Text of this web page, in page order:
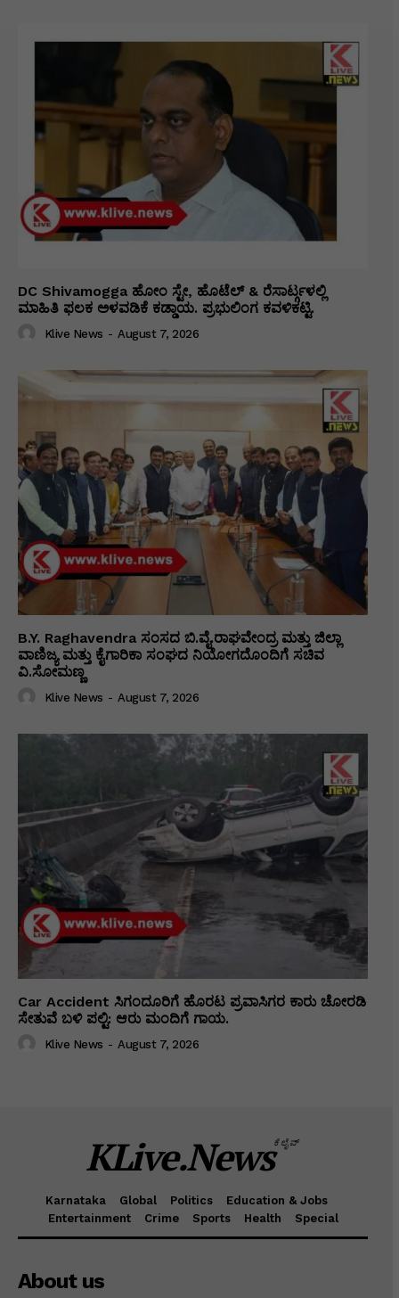
DC Shivamogga ಹೋಂ ಸ್ಟೇ, ಹೊಟೆಲ್ & ರೆಸಾರ್ಟ್ಗಳಲ್ಲಿ
ಮಾಹಿತಿ ಫಲಕ ಅಳವಡಿಕೆ ಕಡ್ಡಾಯ. ಪ್ರಭುಲಿಂಗ ಕವಳಿಕಟ್ಟಿ.
Klive News - August 7, 2026
B.Y. Raghavendra ಸಂಸದ ಬಿ.ವೈ.ರಾಘವೇಂದ್ರ ಮತ್ತು ಜಿಲ್ಲಾ
ವಾಣಿಜ್ಯ ಮತ್ತು ಕೈಗಾರಿಕಾ ಸಂಘದ ನಿಯೋಗದೊಂದಿಗೆ ಸಚಿವ
ವಿ‌.ಸೋಮಣ್ಣ
Klive News - August 7, 2026
Car Accident ಸಿಗಂದೂರಿಗೆ ಹೊರಟ ಪ್ರವಾಸಿಗರ ಕಾರು ಚೋರಡಿ
ಸೇತುವೆ ಬಳಿ ಪಲ್ಟಿ: ಆರು ಮಂದಿಗೆ ಗಾಯ.
Klive News - August 7, 2026
KLive.Newsಕೆಲೈವ್
Karnataka Global Politics
Education & Jobs
Entertainment
Crime Sports Health Special
About us